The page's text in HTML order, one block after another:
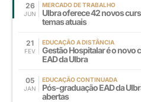
26
JUN
MERCADO DE TRABALHO
Ulbra oferece 42 novos
temas atuais
21
FEV
EDUCAÇÃO A DISTÂNCIA
Gestão Hospitalar é o novo
EAD da Ulbra
05
JAN
EDUCAÇÃO CONTINUADA
Pós-graduação EAD da
abertas